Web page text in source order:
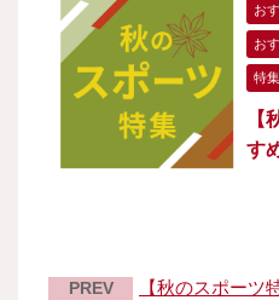
お
お
特
【
す
PREV
【秋のスポーツ